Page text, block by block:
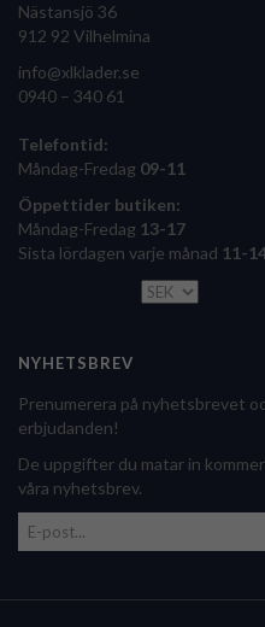
Nästansjö 36
912 92 Vilhelmina
info@xlklader.se
0940 – 340 61
Telefontid:
Måndag-Fredag 09-11
Öppettider butiken:
Måndag-Fredag 13-17
Sista lördagen varje månad 11-
NYHETSBREV
Prenumerera på nyhetsbrevet
erbjudanden!
De uppgifter du matar in
våra nyhetsbrev.